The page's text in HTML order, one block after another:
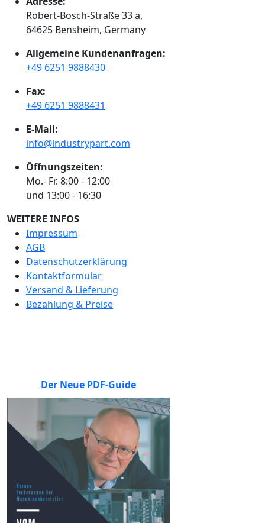
Robert-Bosch-Straße 33 a,
64625 Bensheim, Germany
Allgemeine Kundenanfragen:
+49 6251 9888430
Fax:
+49 6251 9888431
E-Mail:
info@industrypart.com
Öffnungszeiten:
Mo.- Fr. 8:00 - 12:00
und 13:00 - 16:30
WEITERE INFOS
Impressum
AGB
Datenschutzerklärung
Kontaktformular
Versand & Lieferung
Bezahlung & Preise
Der Neue PDF-Guide